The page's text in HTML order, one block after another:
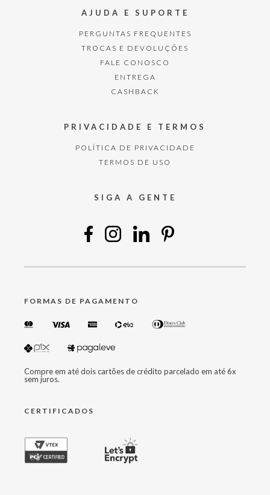
AJUDA E SUPORTE
PERGUNTAS FREQUENTES
TROCAS E DEVOLUÇÕES
FALE CONOSCO
ENTREGA
CASHBACK
PRIVACIDADE E TERMOS
POLÍTICA DE PRIVACIDADE
TERMOS DE USO
SIGA A GENTE
FORMAS DE PAGAMENTO
Compre em até dois cartões de crédito parcelado em até 6x
sem juros.
CERTIFICADOS